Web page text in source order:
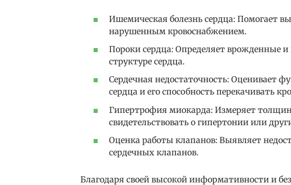
Ишемическая болезнь сердца: Помогает
нарушенным кровоснабжением.
Пороки сердца: Определяет врожденные
структуре сердца.
Сердечная недостаточность: Оценивает
сердца и его способность перекачивать
Гипертрофия миокарда: Измеряет
свидетельствовать о гипертонии или
Оценка работы клапанов: Выявляет
сердечных клапанов.
Благодаря своей высокой информативности и